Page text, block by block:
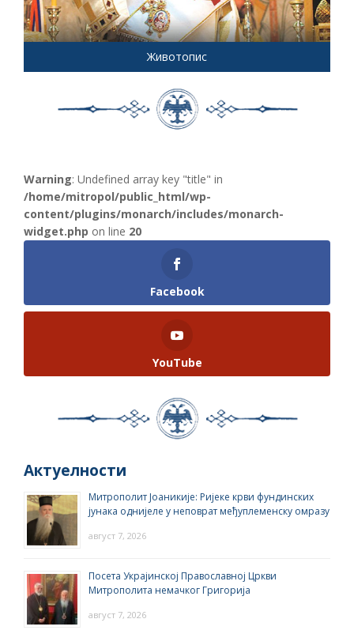
Животопис
Warning: Undefined array key "title" in
/home/mitropol/public_html/wp-
content/plugins/monarch/includes/monarch-
widget.php on line 20
Facebook
YouTube
Актуелности
Митрополит Јоаникије: Ријеке крви фундинских
јунака однијеле у неповрат међуплеменску омразу
август 7, 2026
Посета Украјинској Православној Цркви
Митрополита немачког Григорија
август 7, 2026